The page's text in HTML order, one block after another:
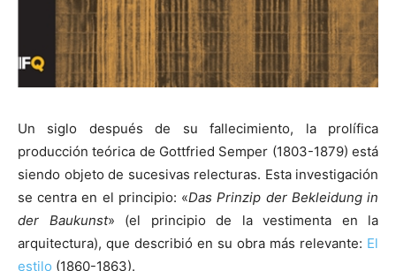
Un siglo después de su fallecimiento, la prolífica
producción teórica de Gottfried Semper (1803-1879) está
siendo objeto de sucesivas relecturas. Esta investigación
se centra en el principio: «Das Prinzip der Bekleidung in
der Baukunst» (el principio de la vestimenta en la
arquitectura), que describió en su obra más relevante: El
estilo (1860-1863).